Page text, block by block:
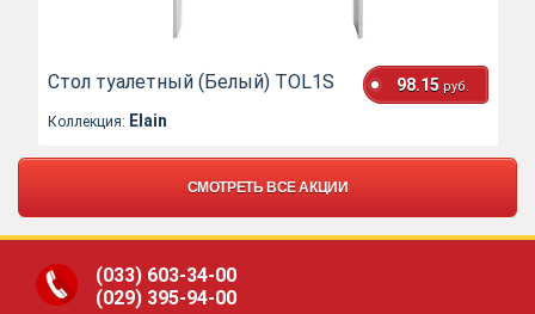
Стол туалетный (Белый) TOL1S 98.15 руб.
Коллекция: Elain
СМОТРЕТЬ ВСЕ АКЦИИ
(033) 603-34-00
(029) 395-94-00